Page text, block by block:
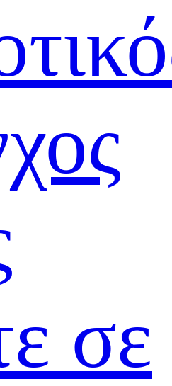
σε